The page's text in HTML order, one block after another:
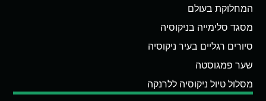
המחלוקת בעולם
מסגד סלימייה בניקוסיה
סיורים רגליים בעיר ניקוסיה
שער פמגוסטה
מסלול טיול ניקוסיה ללרנקה